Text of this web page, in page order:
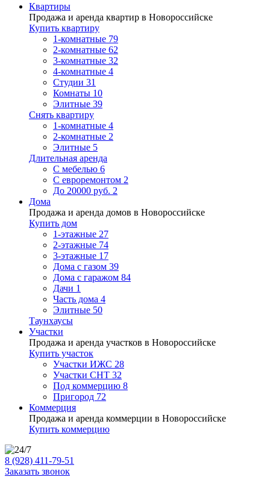
Квартиры
Продажа и аренда квартир в Новороссийске
Купить квартиру
1-комнатные 79
2-комнатные 62
3-комнатные 32
4-комнатные 4
Студии 31
Комнаты 10
Элитные 39
Снять квартиру
1-комнатные 4
2-комнатные 2
Элитные 5
Длительная аренда
С мебелью 6
С евроремонтом 2
До 20000 руб. 2
Дома
Продажа и аренда домов в Новороссийске
Купить дом
1-этажные 27
2-этажные 74
3-этажные 17
Дома с газом 39
Дома с гаражом 84
Дачи 1
Часть дома 4
Элитные 50
Таунхаусы
Участки
Продажа и аренда участков в Новороссийске
Купить участок
Участки ИЖС 28
Участки СНТ 32
Под коммерцию 8
Пригород 72
Коммерция
Продажа и аренда коммерции в Новороссийске
Купить коммерцию
8 (928) 411-79-51
Заказать звонок